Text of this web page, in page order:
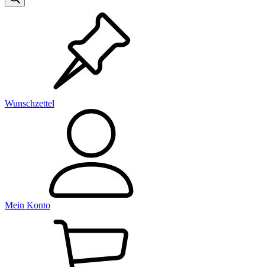
Wunschzettel
Mein Konto